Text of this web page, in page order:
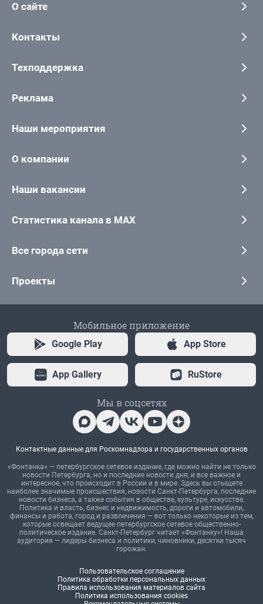
О сайте
Контакты
Техподдержка
Реклама
Наши мероприятия
О компании
Наши вакансии
Статистика канала в MAX
Все города сети
Проекты
Мобильное приложение
Google Play App Store
App Gallery RuStore
Мы в соцсетях
Контактные данные для Роскомнадзора и государственных органов
«Фонтанка» — петербургское сетевое издание, где можно найти не только
новости Петербурга, но и последние новости дня, и все важное и
интересное, что происходит в России и в мире. Здесь вы отыщете
наиболее значимые происшествия, новости Санкт-Петербурга, последние
новости бизнеса, а также события в обществе, культуре, искусстве.
Политика и власть, бизнес и недвижимость, дороги и автомобили,
финансы и работа, город и развлечения — вот только некоторые из тем,
которые освещает ведущее петербургское сетевое общественно-
политическое издание. Санкт-Петербург читает «Фонтанку»! Наша
аудитория — лидеры бизнеса и политики, чиновники, десятки тысяч
горожан.
Пользовательское соглашение
Политика обработки персональных данных
Правила использования материалов сайта
Политика использования cookies